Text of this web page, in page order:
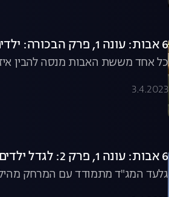
6 אבות: עונה 1, פרק הבכורה: ילדים של החיים
כל אחד מששת האבות מנסה להבין
3.4.2023
6 אבות: עונה 1, פרק 2: לגדל ילדים מרחוק
גלעד המג"ד מתמודד עם המרחק